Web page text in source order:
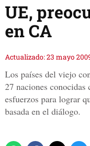
UE,
en CA
Actualizado: 23 mayo
Los países del viejo
27 naciones
esfuerzos para lograr
basada en el diálogo.